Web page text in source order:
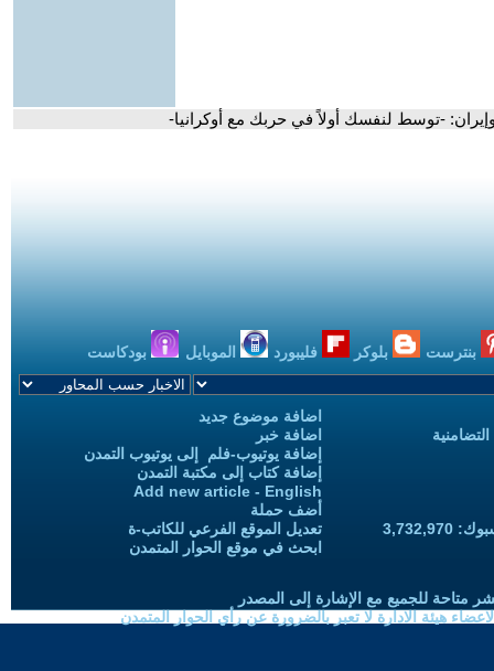
-توسط لنفسك أولاً في حربك مع أوكرانيا-
بنترست بلوكر فليبورد الموبايل بودكاست
اضافة موضوع جديد
اضافة خبر
إضافة يوتيوب-فلم إلى يوتيوب التمدن
إضافة كتاب إلى مكتبة التمدن
Add new article - English
أضف حملة
تعديل الموقع الفرعي للكاتب-ة
ابحث في موقع الحوار المتمدن
متاحة للجميع مع الإشارة إلى المصدر
هيئة الادارة لا تعبر بالضرورة عن رأي الحوار المتمدن